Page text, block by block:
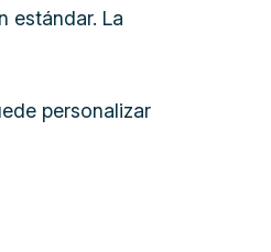
estándar. La
personalizar